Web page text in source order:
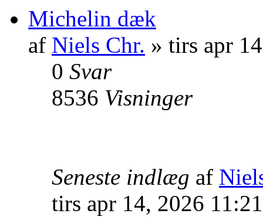
Michelin dæk
af Niels Chr. » tirs apr
0 Svar
8536 Visninger
Seneste indlæg af
tirs apr 14, 2026